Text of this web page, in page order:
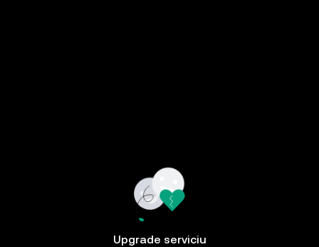
Upgrade serviciu